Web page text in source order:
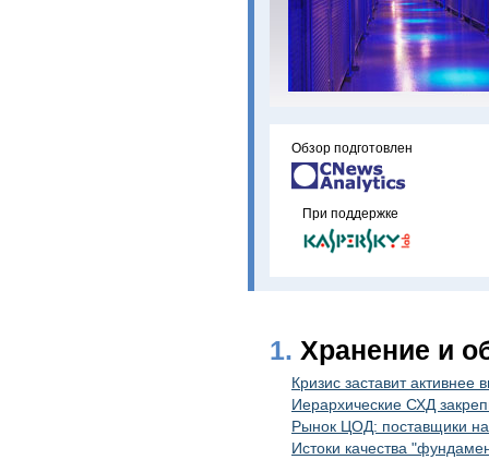
Обзор подготовлен
При поддержке
1. Хранение и
Кризис заставит
Иерархические СХД
Рынок ЦОД: поставщики
Истоки качества